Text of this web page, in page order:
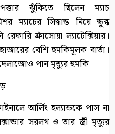
ঝুঁকিতে ছিলেন ম্যাচ
ম্যাচের সিদ্ধান্ত নিয়ে ক্ষুব্ধ
ফ্রাঁসোয়া ল্যাটেক্সিয়ার।
বেশি হুমকিমূলক বার্তা।
পান মৃত্যুর হুমকি।
আর্লিং হল্যান্ডকে পাস না
সরলথ ও তার স্ত্রী মৃত্যুর